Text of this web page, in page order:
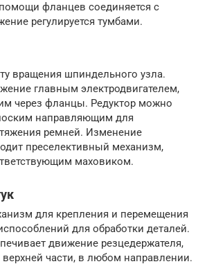
фланцев соединяется с
регулируется тумбами.
вращения шпиндельного узла.
главным электродвигателем,
через фланцы. Редуктор можно
направляющим для
ремней. Изменение
преселективный механизм,
маховиком.
для крепления и перемещения
для обработки деталей.
движение резцедержателя,
верхней части, в любом направлении.